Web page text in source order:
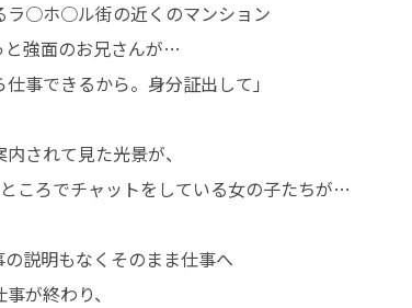
ラ○ホ○ル街の近くのマンション
と強面のお兄さんが…
事できるから。身分証出して」
されて見た光景が、
ころでチャットをしている女の子たちが…
説明もなくそのまま仕事へ
が終わり、